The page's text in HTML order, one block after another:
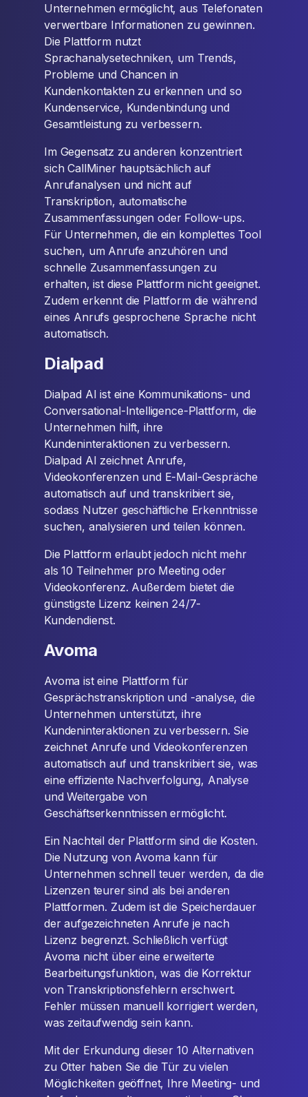
Unternehmen ermöglicht, aus Telefonaten
verwertbare Informationen zu gewinnen.
Die Plattform nutzt
Sprachanalysetechniken, um Trends,
Probleme und Chancen in
Kundenkontakten zu erkennen und so
Kundenservice, Kundenbindung und
Gesamtleistung zu verbessern.
Im Gegensatz zu anderen konzentriert
sich CallMiner hauptsächlich auf
Anrufanalysen und nicht auf
Transkription, automatische
Zusammenfassungen oder Follow-ups.
Für Unternehmen, die ein komplettes Tool
suchen, um Anrufe anzuhören und
schnelle Zusammenfassungen zu
erhalten, ist diese Plattform nicht geeignet.
Zudem erkennt die Plattform die während
eines Anrufs gesprochene Sprache nicht
automatisch.
Dialpad
Dialpad AI ist eine Kommunikations- und
Conversational-Intelligence-Plattform, die
Unternehmen hilft, ihre
Kundeninteraktionen zu verbessern.
Dialpad AI zeichnet Anrufe,
Videokonferenzen und E-Mail-Gespräche
automatisch auf und transkribiert sie,
sodass Nutzer geschäftliche Erkenntnisse
suchen, analysieren und teilen können.
Die Plattform erlaubt jedoch nicht mehr
als 10 Teilnehmer pro Meeting oder
Videokonferenz. Außerdem bietet die
günstigste Lizenz keinen 24/7-
Kundendienst.
Avoma
Avoma ist eine Plattform für
Gesprächstranskription und -analyse, die
Unternehmen unterstützt, ihre
Kundeninteraktionen zu verbessern. Sie
zeichnet Anrufe und Videokonferenzen
automatisch auf und transkribiert sie, was
eine effiziente Nachverfolgung, Analyse
und Weitergabe von
Geschäftserkenntnissen ermöglicht.
Ein Nachteil der Plattform sind die Kosten.
Die Nutzung von Avoma kann für
Unternehmen schnell teuer werden, da die
Lizenzen teurer sind als bei anderen
Plattformen. Zudem ist die Speicherdauer
der aufgezeichneten Anrufe je nach
Lizenz begrenzt. Schließlich verfügt
Avoma nicht über eine erweiterte
Bearbeitungsfunktion, was die Korrektur
von Transkriptionsfehlern erschwert.
Fehler müssen manuell korrigiert werden,
was zeitaufwendig sein kann.
Mit der Erkundung dieser 10 Alternativen
zu Otter haben Sie die Tür zu vielen
Möglichkeiten geöffnet, Ihre Meeting- und